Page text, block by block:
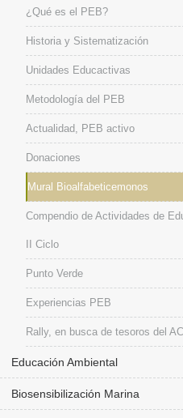
¿Qué es el PEB?
Historia y Sistematización
Unidades Educactivas
Metodología del PEB
Actualidad, PEB activo
Donaciones
Mural Bioalfabeticemonos
Compendio de Actividades de
II Ciclo
Punto Verde
Experiencias PEB
Rally, en busca de tesoros del
Educación Ambiental
Biosensibilización Marina